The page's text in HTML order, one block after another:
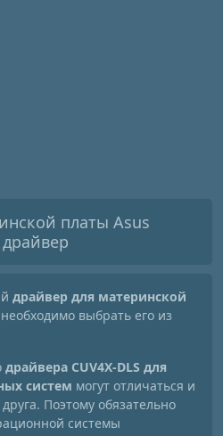
платы Asus
драйвер
драйвер для материнской
выбрать его из
драйвера CUV4X-DLS для
систем могут отличаться и
Поэтому обязательно
системы